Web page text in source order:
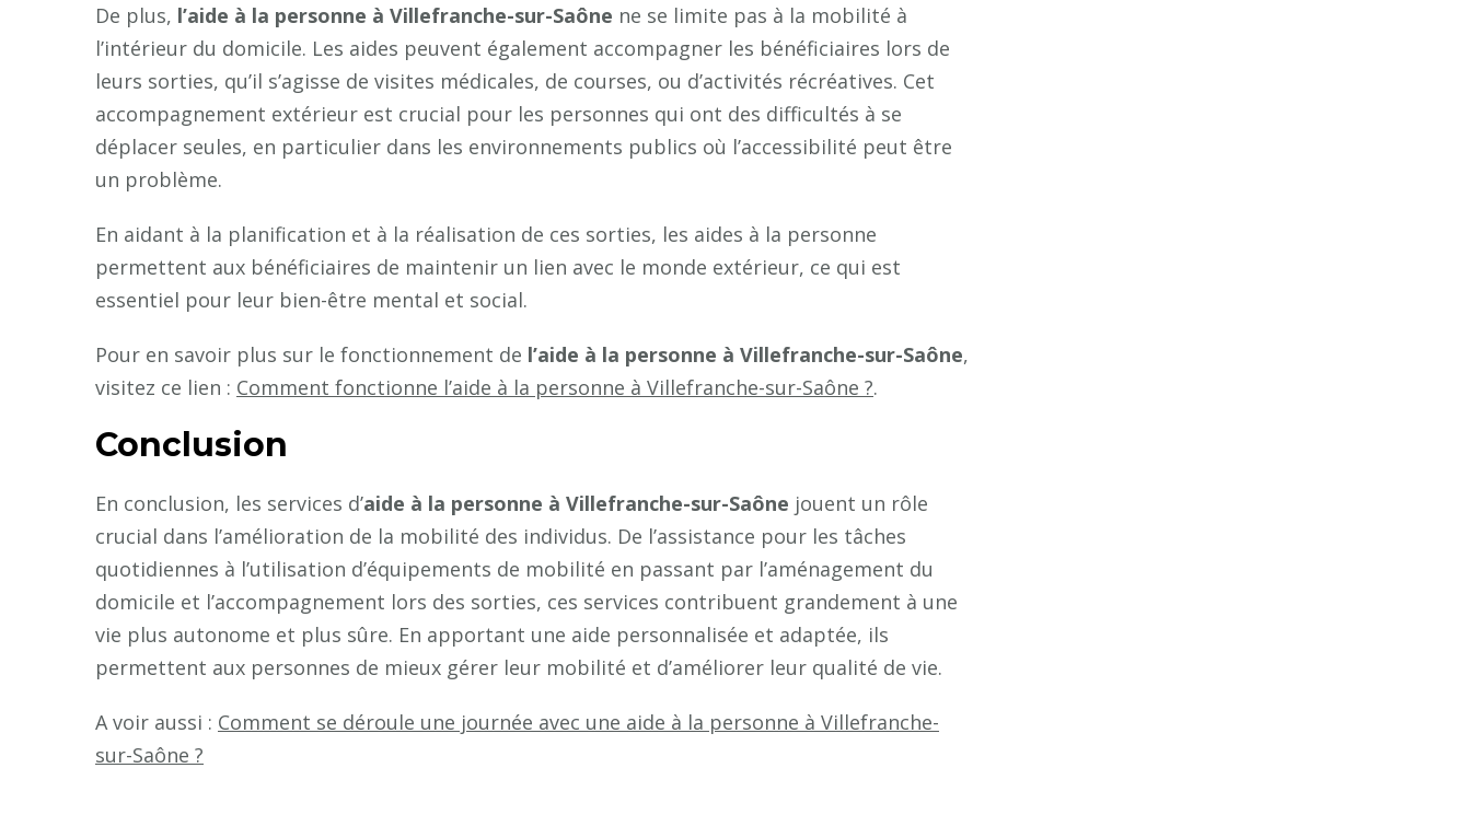
De plus, l’aide à la personne à Villefranche-sur-Saône ne se limite pas à la mobilité à
l’intérieur du domicile. Les aides peuvent également accompagner les bénéficiaires lors de
leurs sorties, qu’il s’agisse de visites médicales, de courses, ou d’activités récréatives. Cet
accompagnement extérieur est crucial pour les personnes qui ont des difficultés à se
déplacer seules, en particulier dans les environnements publics où l’accessibilité peut être
un problème.
En aidant à la planification et à la réalisation de ces sorties, les aides à la personne
permettent aux bénéficiaires de maintenir un lien avec le monde extérieur, ce qui est
essentiel pour leur bien-être mental et social.
Pour en savoir plus sur le fonctionnement de l’aide à la personne à Villefranche-sur-Saône,
visitez ce lien : Comment fonctionne l’aide à la personne à Villefranche-sur-Saône ?.
Conclusion
En conclusion, les services d’aide à la personne à Villefranche-sur-Saône jouent un rôle
crucial dans l’amélioration de la mobilité des individus. De l’assistance pour les tâches
quotidiennes à l’utilisation d’équipements de mobilité en passant par l’aménagement du
domicile et l’accompagnement lors des sorties, ces services contribuent grandement à une
vie plus autonome et plus sûre. En apportant une aide personnalisée et adaptée, ils
permettent aux personnes de mieux gérer leur mobilité et d’améliorer leur qualité de vie.
A voir aussi : Comment se déroule une journée avec une aide à la personne à Villefranche-
sur-Saône ?